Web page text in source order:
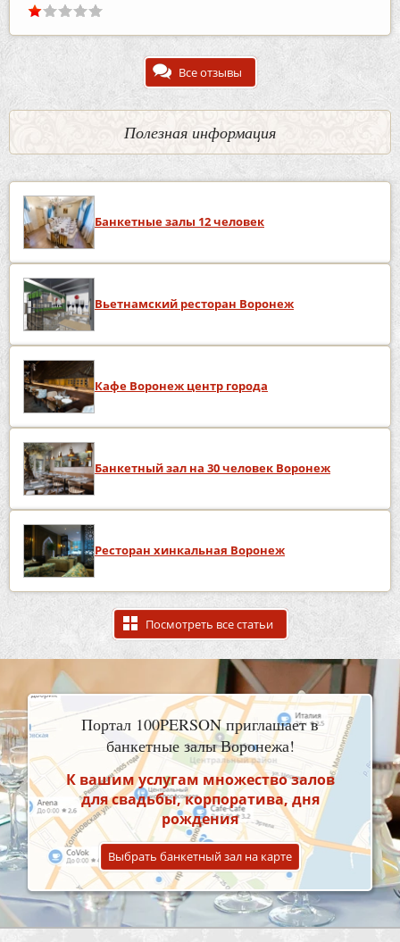
Все отзывы
Полезная информация
Банкетные залы 12 человек
Вьетнамский ресторан Воронеж
Кафе Воронеж центр города
Банкетный зал на 30 человек Воронеж
Ресторан хинкальная Воронеж
Посмотреть все статьи
Портал 100PERSON приглашает в
банкетные залы Воронежа!
К вашим услугам множество залов
для свадьбы, корпоратива, дня
рождения
Выбрать банкетный зал на карте